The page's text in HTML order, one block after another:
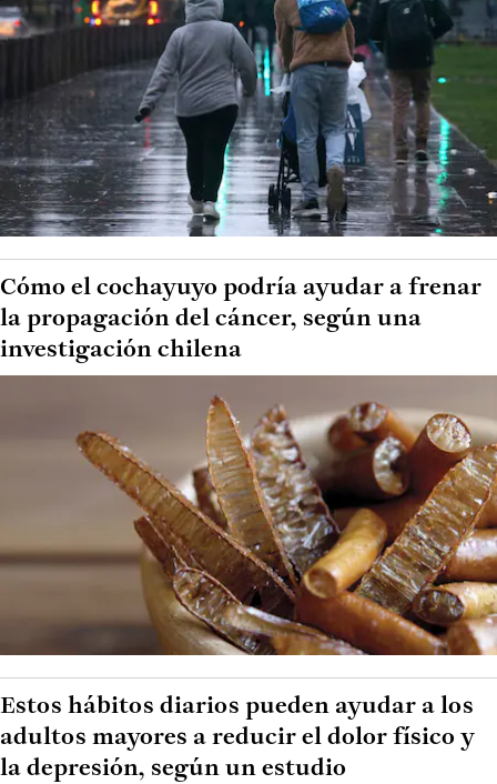
Cómo el cochayuyo podría ayudar a frenar
la propagación del cáncer, según una
investigación chilena
Estos hábitos diarios pueden ayudar a los
adultos mayores a reducir el dolor físico y
la depresión, según un estudio